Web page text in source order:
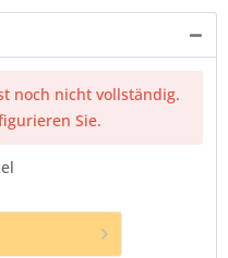
noch nicht vollständig.
Sie.